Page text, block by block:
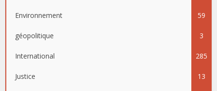
Environnement 59
géopolitique 3
International 285
Justice 13